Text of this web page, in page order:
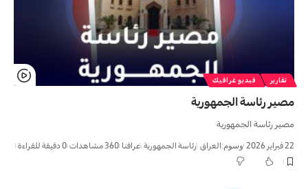
تقارير فيديو غرافيك
مصیر رئاسة الجمهوریة
مصیر رئاسة الجمهوریة
22 فبراير 2026 وسوم:العراق رئاسة الجمهوریة عراقنا 360 مشاهدات 0 دقيقة للقراءة